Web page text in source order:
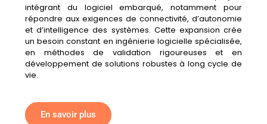
intégrant du logiciel embarqué, notamment pour
répondre aux exigences de connectivité, d’autonomie
et d’intelligence des systèmes. Cette expansion crée
un besoin constant en ingénierie logicielle spécialisée,
en méthodes de validation rigoureuses et en
développement de solutions robustes à long cycle de
vie.
En savoir plus